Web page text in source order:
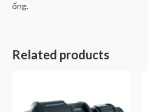
ống.
Related products